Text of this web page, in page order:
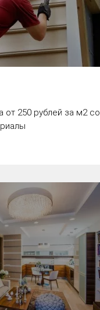
от 250 рублей за м2 со